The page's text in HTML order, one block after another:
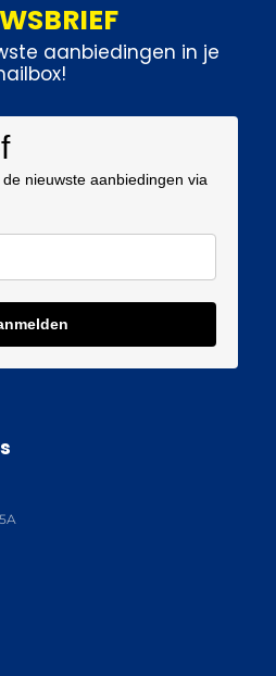
aanbiedingen in je
nieuwste aanbiedingen via